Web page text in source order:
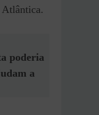
Atlântica.
poderia
a